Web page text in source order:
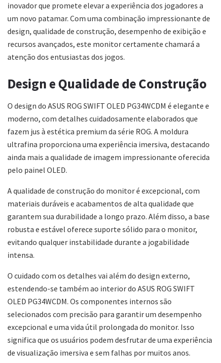
inovador que promete elevar a experiência dos jogadores a
um novo patamar. Com uma combinação impressionante de
design, qualidade de construção, desempenho de exibição e
recursos avançados, este monitor certamente chamará a
atenção dos entusiastas dos jogos.
Design e Qualidade de Construção
O design do ASUS ROG SWIFT OLED PG34WCDM é elegante e
moderno, com detalhes cuidadosamente elaborados que
fazem jus à estética premium da série ROG. A moldura
ultrafina proporciona uma experiência imersiva, destacando
ainda mais a qualidade de imagem impressionante oferecida
pelo painel OLED.
A qualidade de construção do monitor é excepcional, com
materiais duráveis ​​e acabamentos de alta qualidade que
garantem sua durabilidade a longo prazo. Além disso, a base
robusta e estável oferece suporte sólido para o monitor,
evitando qualquer instabilidade durante a jogabilidade
intensa.
O cuidado com os detalhes vai além do design externo,
estendendo-se também ao interior do ASUS ROG SWIFT
OLED PG34WCDM. Os componentes internos são
selecionados com precisão para garantir um desempenho
excepcional e uma vida útil prolongada do monitor. Isso
significa que os usuários podem desfrutar de uma experiência
de visualização imersiva e sem falhas por muitos anos.